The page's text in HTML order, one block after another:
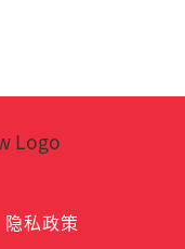
隐私政策